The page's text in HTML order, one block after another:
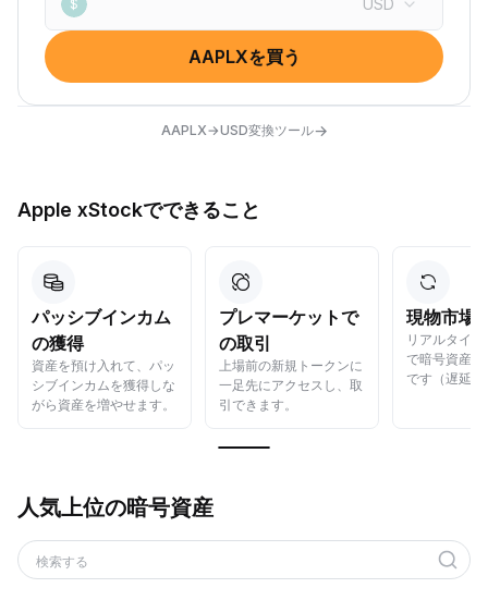
$ USD
AAPLXを買う
AAPLX→USD変換ツール→
Apple xStockでできること
パッシブインカム
の獲得
資産を預け入れて、パッ
シブインカムを獲得しな
がら資産を増やせます。
プレマーケットで
の取引
上場前の新規トークンに
一足先にアクセスし、取
引できます。
現物市場
リアルタイ
で暗号資産
です（遅延
人気上位の暗号資産
検索する